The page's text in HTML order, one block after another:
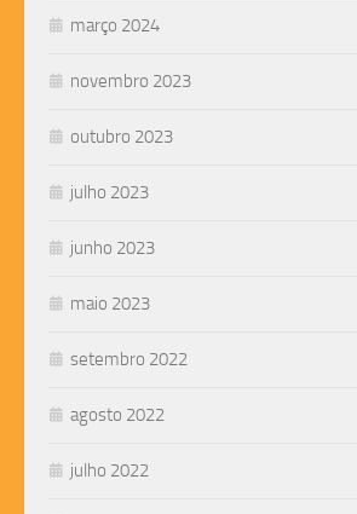
março 2024
novembro 2023
outubro 2023
julho 2023
junho 2023
maio 2023
setembro 2022
agosto 2022
julho 2022